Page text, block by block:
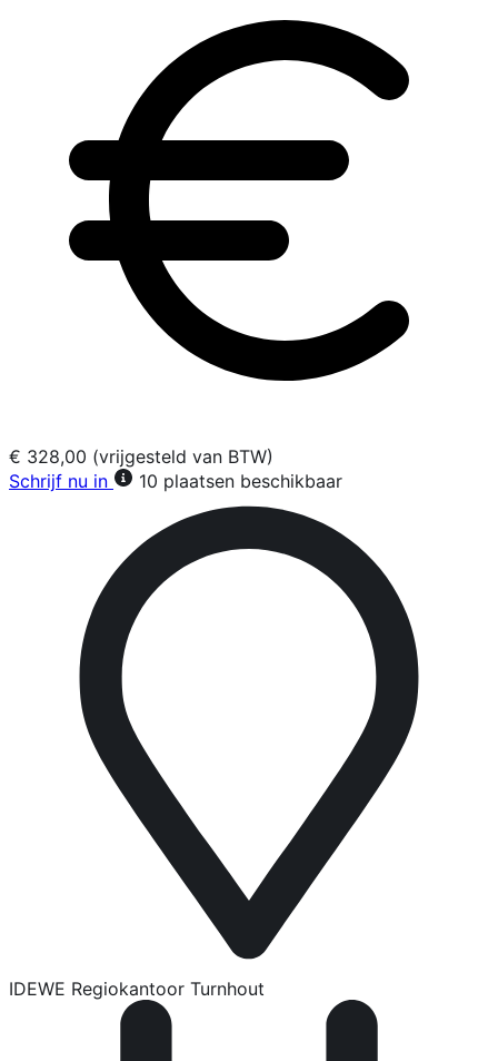
€ 328,00 (vrijgesteld van BTW)
Schrijf nu in
10 plaatsen beschikbaar
IDEWE Regiokantoor Turnhout